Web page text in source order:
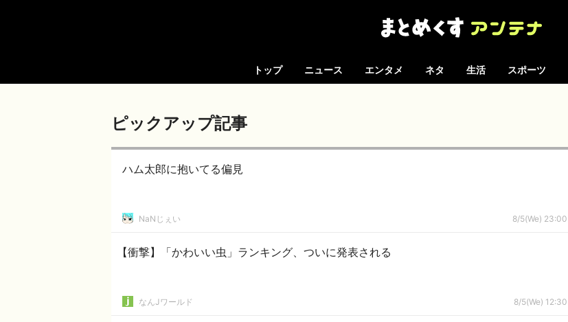
トップ ニュース エンタメ ネタ 生活 スポーツ
ピックアップ記事
ハム太郎に抱いてる偏見
NaNじぇい 8/5(We) 23:00
【衝撃】「かわいい虫」ランキング、ついに発表される
なんJワールド 8/5(We) 12:30